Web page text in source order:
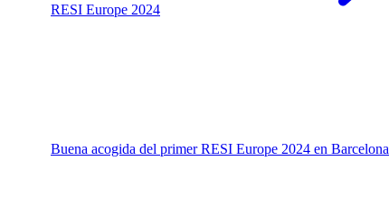
RESI Europe 2024
Buena acogida del primer RESI Europe 2024 en Barcelona